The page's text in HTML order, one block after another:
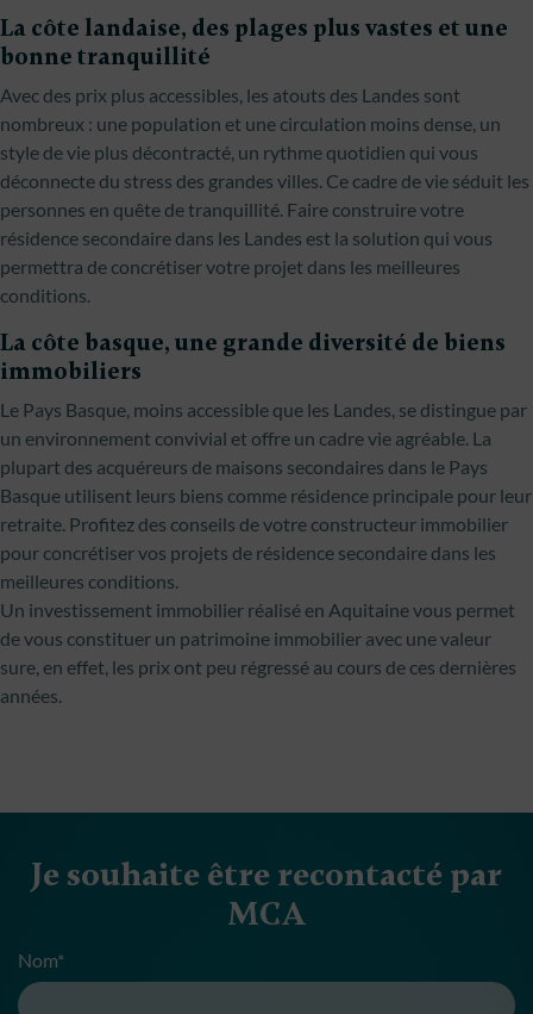
La côte landaise, des plages plus vastes et une
bonne tranquillité
Avec des prix plus accessibles, les atouts des Landes sont
nombreux : une population et une circulation moins dense, un
style de vie plus décontracté, un rythme quotidien qui vous
déconnecte du stress des grandes villes. Ce cadre de vie séduit les
personnes en quête de tranquillité. Faire construire votre
résidence secondaire dans les Landes est la solution qui vous
permettra de concrétiser votre projet dans les meilleures
conditions.
La côte basque, une grande diversité de biens
immobiliers
Le Pays Basque, moins accessible que les Landes, se distingue par
un environnement convivial et offre un cadre vie agréable. La
plupart des acquéreurs de maisons secondaires dans le Pays
Basque utilisent leurs biens comme résidence principale pour leur
retraite. Profitez des conseils de votre constructeur immobilier
pour concrétiser vos projets de résidence secondaire dans les
meilleures conditions.
Un investissement immobilier réalisé en Aquitaine vous permet
de vous constituer un patrimoine immobilier avec une valeur
sure, en effet, les prix ont peu régressé au cours de ces dernières
années.
Je souhaite être recontacté par
MCA
Nom*